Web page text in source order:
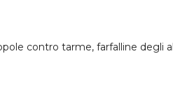
contro tarme, farfalline degli